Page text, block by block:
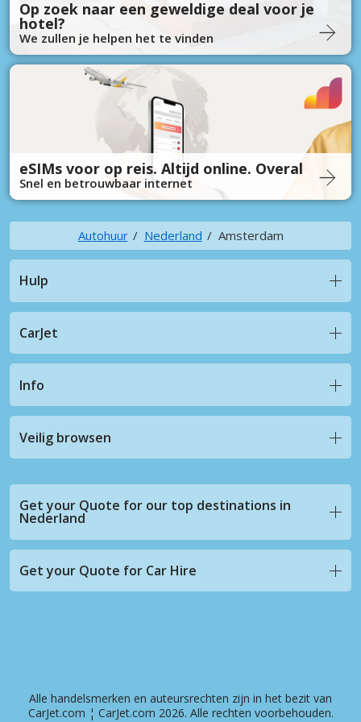
Op zoek naar een geweldige deal voor je
hotel?
We zullen je helpen het te vinden
eSIMs voor op reis. Altijd online. Overal
Snel en betrouwbaar internet
Autohuur Nederland Amsterdam
Hulp
CarJet
Info
Veilig browsen
Get your Quote for our top destinations in
Nederland
Get your Quote for Car Hire
Alle handelsmerken en auteursrechten zijn in het bezit van
CarJet.com ¦ CarJet.com 2026. Alle rechten voorbehouden.